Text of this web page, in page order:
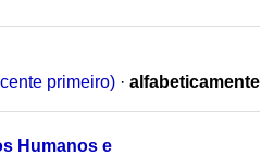
primeiro) · alfabeticamente
Humanos e